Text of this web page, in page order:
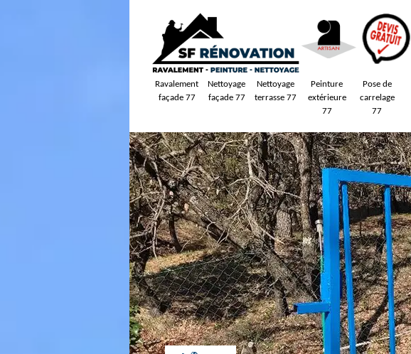
Ravalement
façade 77
Nettoyage
façade 77
Nettoyage
terrasse 77
Peinture
extérieure
77
Pose de
carrelage
77